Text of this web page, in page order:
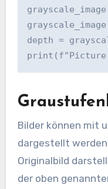
depth =
print(f"Picture
Bilder können mit
dargestellt
Originalbild
der oben